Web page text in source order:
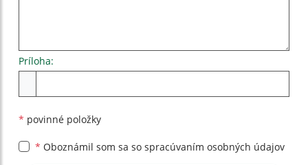
Príloha:
* povinné položky
* Oboznámil som sa so spracúvaním osobných údajov